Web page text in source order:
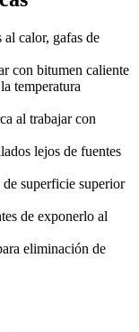
al calor, gafas de
con bitumen caliente
temperatura
al trabajar con
lejos de fuentes
superficie superior
de exponerlo al
eliminación de